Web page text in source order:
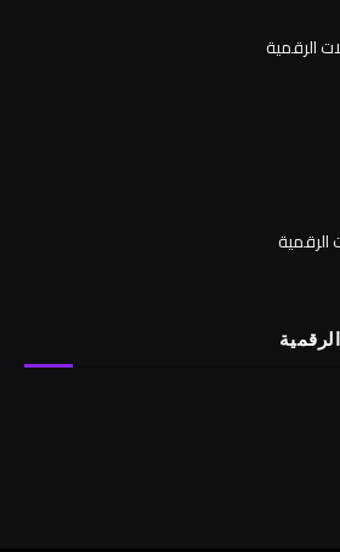
الرقمية
الرقمية